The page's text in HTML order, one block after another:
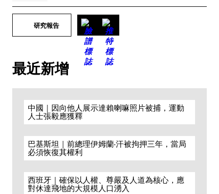
研究報告
最近新增
中國｜因向他人展示達賴喇嘛照片被捕，運動
人士張毅應獲釋
巴基斯坦｜前總理伊姆蘭·汗被拘押三年，當局
必須恢復其權利
西班牙｜確保以人權、尊嚴及人道為核心，應
對休達飛地的大規模人口湧入